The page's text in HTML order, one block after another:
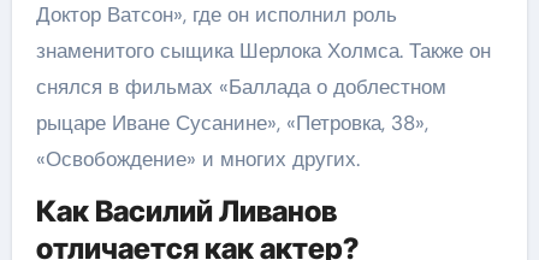
Доктор Ватсон», где он исполнил роль
знаменитого сыщика Шерлока Холмса. Также он
снялся в фильмах «Баллада о доблестном
рыцаре Иване Сусанине», «Петровка, 38»,
«Освобождение» и многих других.
Как Василий Ливанов
отличается как актер?